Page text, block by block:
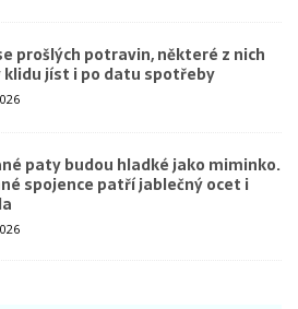
prošlých potravin, některé z nich
klidu jíst i po datu spotřeby
paty budou hladké jako miminko.
spojence patří jablečný ocet i